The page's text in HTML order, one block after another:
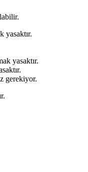
yasaktır.
yasaktır.
gerekiyor.